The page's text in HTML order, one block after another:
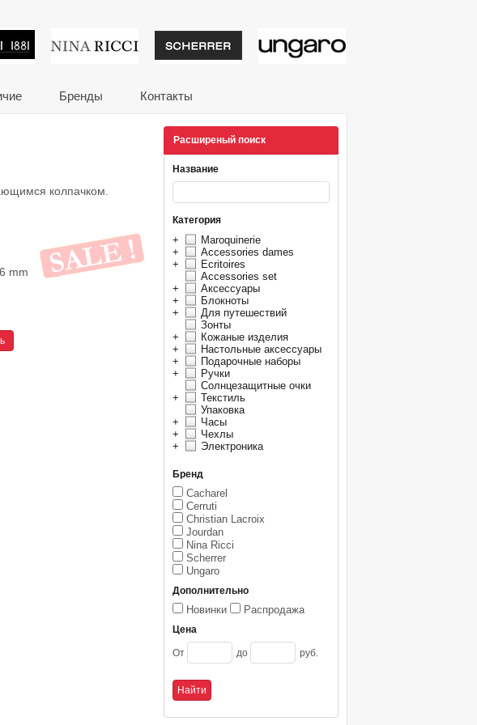
подарки от
Бренды Контакты
Расширеный поиск
Название
Категория
+
Maroquinerie
+
Accessories dames
+
Ecritoires
Accessories set
+
Аксессуары
+
Блокноты
+
Для путешествий
Зонты
+
Кожаные изделия
+
Настольные аксессуары
+
Подарочные наборы
+
Ручки
Солнцезащитные очки
+
Текстиль
Упаковка
+
Часы
+
Чехлы
+
Электроника
Бренд
Cacharel
Cerruti
Christian Lacroix
Jourdan
Nina Ricci
Scherrer
Ungaro
Дополнительно
Новинки Распродажа
Цена
От до руб.
колпачком.
mm